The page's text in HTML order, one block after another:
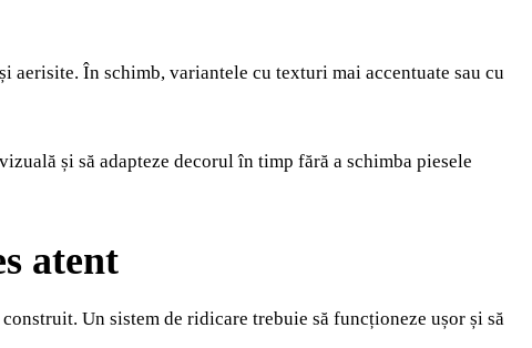
În schimb, variantele cu texturi mai accentuate sau cu
și să adapteze decorul în timp fără a schimba piesele
atent
Un sistem de ridicare trebuie să funcționeze ușor și să